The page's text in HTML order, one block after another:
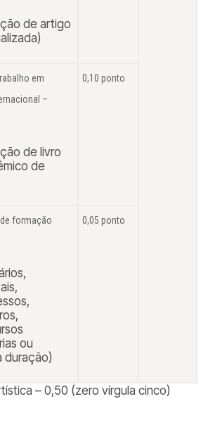
de artigo
em
–
de livro
de
0,10 ponto
formação
ou
duração)
0,05 ponto
– 0,50 (zero vírgula cinco)